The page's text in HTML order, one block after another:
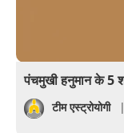
सेलिब्रिटी
पंचमुखी हनुमान के 5
टीम एस्ट्रोयोगी